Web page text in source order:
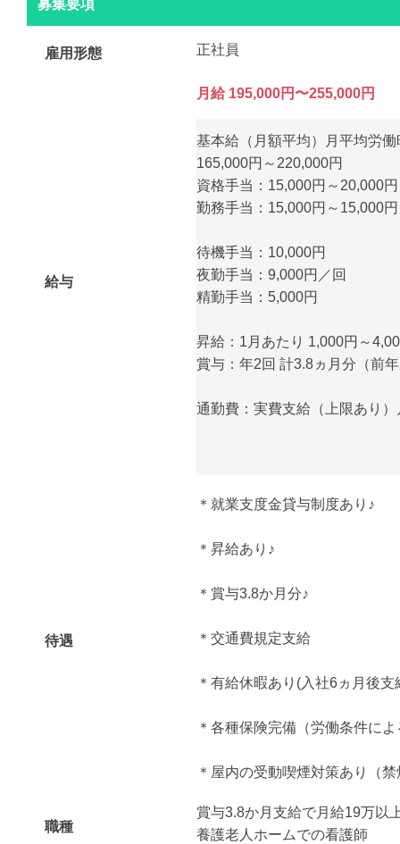
募集要項
雇用形態 正社員
給与
月給 195,000円〜255,000円
基本給（月額平均）月平均労
165,000円～220,000円
資格手当：15,000円～20,000円
勤務手当：15,000円～15,000円
待機手当：10,000円
夜勤手当：9,000円／回
精勤手当：5,000円
昇給：1月あたり 1,000円～
賞与：年2回 計3.8ヵ月分（前
通勤費：実費支給（上限あり
待遇
＊就業支度金貸与制度あり♪
＊昇給あり♪
＊賞与3.8か月分♪
＊交通費規定支給
＊有給休暇あり(入社6ヵ月後
＊各種保険完備（労働条件によ
＊屋内の受動喫煙対策あり（禁
職種
賞与3.8か月支給で月給19万以
養護老人ホームでの看護師